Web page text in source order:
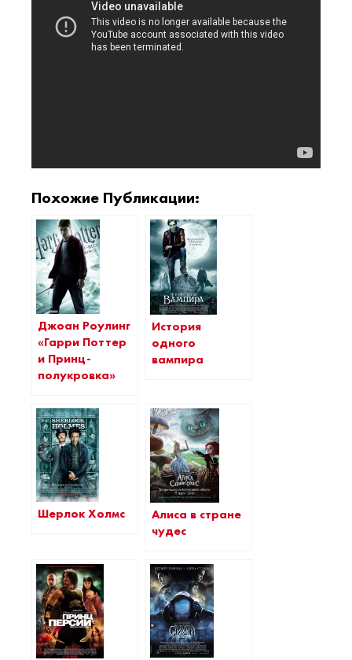
Похожие Публикации:
Джоан Роулинг
«Гарри Поттер
и Принц-
полукровка»
История
одного
вампира
Шерлок Холмс
Алиса в стране
чудес